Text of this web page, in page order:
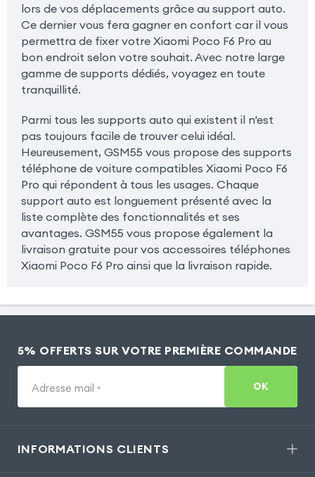
lors de vos déplacements grâce au support auto.
Ce dernier vous fera gagner en confort car il vous
permettra de fixer votre Xiaomi Poco F6 Pro au
bon endroit selon votre souhait. Avec notre large
gamme de supports dédiés, voyagez en toute
tranquillité.
Parmi tous les supports auto qui existent il n'est
pas toujours facile de trouver celui idéal.
Heureusement, GSM55 vous propose des supports
téléphone de voiture compatibles Xiaomi Poco F6
Pro qui répondent à tous les usages. Chaque
support auto est longuement présenté avec la
liste complète des fonctionnalités et ses
avantages. GSM55 vous propose également la
livraison gratuite pour vos accessoires téléphones
Xiaomi Poco F6 Pro ainsi que la livraison rapide.
5% OFFERTS SUR VOTRE PREMIÈRE COMMANDE
Adresse mail * OK
INFORMATIONS CLIENTS